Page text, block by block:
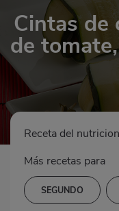
Cintas de
de
Receta del
Más recetas para
SEGUNDO